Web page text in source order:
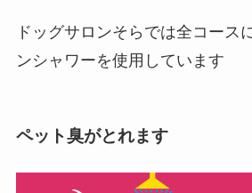
ドッグサロンそらでは全コース
ンシャワーを使用しています
ペット臭がとれます